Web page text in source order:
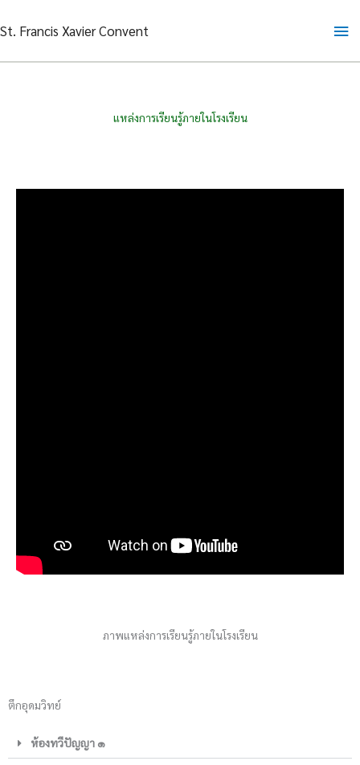
to
St. Francis Xavier Convent
แหล่งการเรียนรู้ภายในโรงเรียน
ภาพแหล่งการเรียนรู้ภายในโรงเรียน
ตึกอุดมวิทย์
ห้องทวีปัญญา ๑